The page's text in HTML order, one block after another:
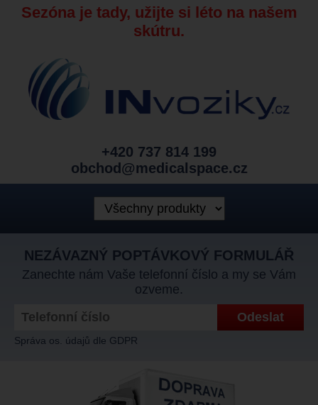
Sezóna je tady, užijte si léto na našem
skútru.
+420 737 814 199
obchod@medicalspace.cz
NEZÁVAZNÝ POPTÁVKOVÝ FORMULÁŘ
Zanechte nám Vaše telefonní číslo a my se Vám
ozveme.
Správa os. údajů dle GDPR